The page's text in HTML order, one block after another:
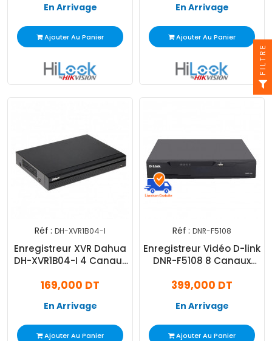
En Arrivage
Ajouter Au Panier
En Arrivage
Ajouter Au Panier
Réf : DH-XVR1B04-I
Enregistreur XVR Dahua
DH-XVR1B04-I 4 Canaux
169,000 DT
En Arrivage
Ajouter Au Panier
Réf : DNR-F5108
Enregistreur Vidéo D-link
DNR-F5108 8 Canaux
399,000 DT
En Arrivage
Ajouter Au Panier
FILTRE